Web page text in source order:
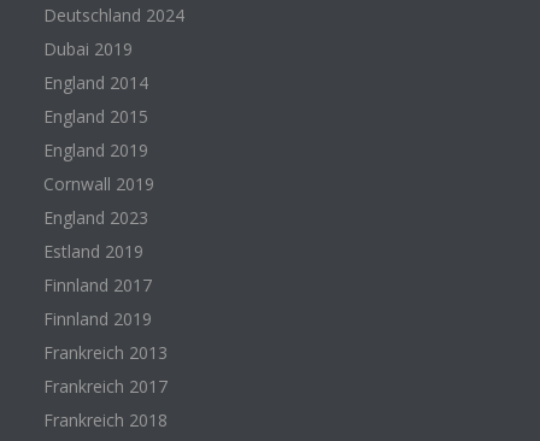
Deutschland 2024
Dubai 2019
England 2014
England 2015
England 2019
Cornwall 2019
England 2023
Estland 2019
Finnland 2017
Finnland 2019
Frankreich 2013
Frankreich 2017
Frankreich 2018